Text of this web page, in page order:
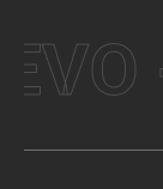
-